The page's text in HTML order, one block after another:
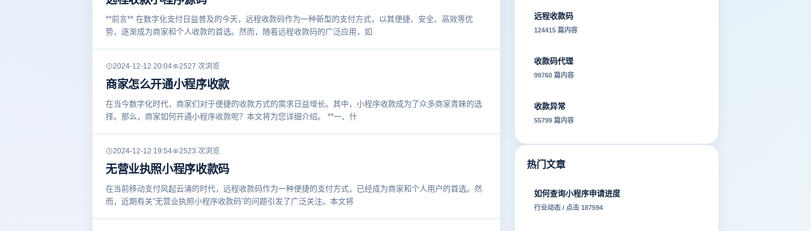
**前言** 在数字化支付日益普及的今天，远程收款码作为一种新型的支付方式，以其便捷、安全、高效等优
势，逐渐成为商家和个人收款的首选。然而，随着远程收款码的广泛应用，如
2024-12-12 20:04 2527 次浏览
商家怎么开通小程序收款
在当今数字化时代，商家们对于便捷的收款方式的需求日益增长。其中，小程序收款成为了众多商家青睐的选
择。那么，商家如何开通小程序收款呢？本文将为您详细介绍。 **一、什
2024-12-12 19:54 2523 次浏览
无营业执照小程序收款码
在当前移动支付风起云涌的时代，远程收款码作为一种便捷的支付方式，已经成为商家和个人用户的首选。然
而，近期有关“无营业执照小程序收款码”的问题引发了广泛关注。本文将
远程收款码
124415 篇内容
收款码代理
99760 篇内容
收款异常
55799 篇内容
热门文章
如何查询小程序申请进度
行业动态 / 点击 187594